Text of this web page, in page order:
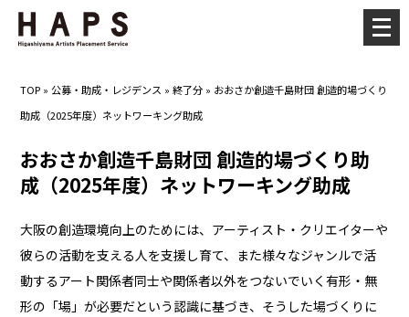
TOP »公募・助成・レジデンス »終了分 » おおさか創造千島財団 創造的場づくり
助成（2025年度）ネットワーキング助成
おおさか創造千島財団 創造的場づくり助
成（2025年度）ネットワーキング助成
大阪の創造環境向上のためには、アーティスト・クリエイターや
彼らの活動を支える人を支援し育て、また様々なジャンルで活
動するアート関係者同士や関係者以外をつないでいく有形・無
形の「場」が必要だという認識に基づき、そうした場づくりに
メ
ニ
ー
開